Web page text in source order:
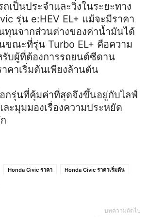
เป็นประจำและวิ่งในระยะทาง
รุ่น e:HEV EL+ แม้จะมีราคา
ทุนจากส่วนต่างของค่าน้ำมันได้
นขณะที่รุ่น Turbo EL+ คือความ
บผู้ที่ต้องการรถยนต์ซีดาน
คาเริ่มต้นเพียงล้านต้น
กรุ่นที่คุ้มค่าที่สุดจึงขึ้นอยู่กับไลฟ์
ะมุมมองเรื่องความประหยัด
Honda Civic ราคา
Honda Civic ราคาเริ่มต้น
บทความถัดไป